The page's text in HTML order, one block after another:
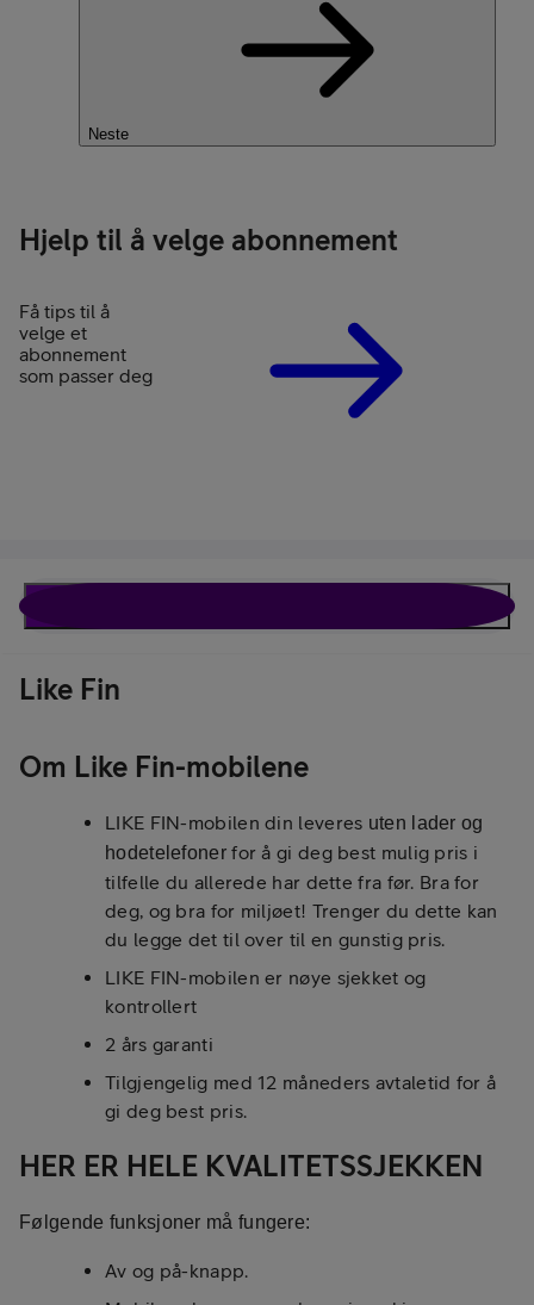
Neste
Hjelp til å velge abonnement
Få tips til å
velge et
abonnement
som passer deg
Like Fin
Om Like Fin-mobilene
LIKE FIN-mobilen din leveres uten lader og
hodetelefonerfor å gi deg best mulig pris i
tilfelle du allerede har dette fra før. Bra for
deg, og bra for miljøet! Trenger du dette kan
du legge det til over til en gunstig pris.
LIKE FIN-mobilen er nøye sjekket og
kontrollert
2 års garanti
Tilgjengelig med 12 måneders avtaletid for å
gi deg best pris.
HER ER HELE KVALITETSSJEKKEN
Følgende funksjoner må fungere:
Av og på-knapp.